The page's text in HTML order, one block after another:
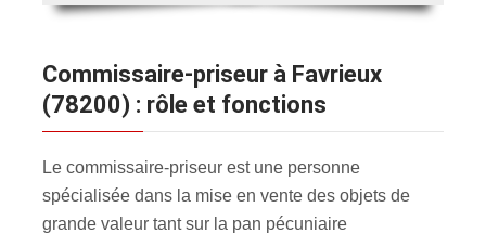
Commissaire-priseur à Favrieux
(78200) : rôle et fonctions
Le commissaire-priseur est une personne
spécialisée dans la mise en vente des objets de
grande valeur tant sur la pan pécuniaire